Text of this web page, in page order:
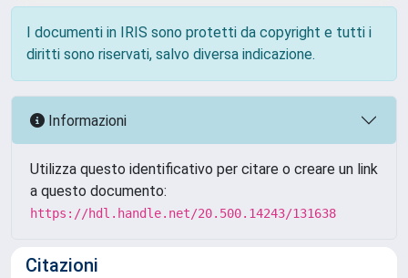
I documenti in IRIS sono protetti da copyright e tutti i
diritti sono riservati, salvo diversa indicazione.
Informazioni
Utilizza questo identificativo per citare o creare un link
a questo documento:
https://hdl.handle.net/20.500.14243/131638
Citazioni